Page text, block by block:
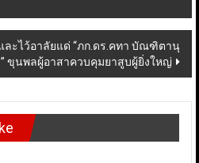
ละไว้อาลัยแด่ “ภก.ดร.คทา บัณฑิตานุ
ขุนพลผู้อาสาควบคุมยาสูบผู้ยิ่งใหญ่